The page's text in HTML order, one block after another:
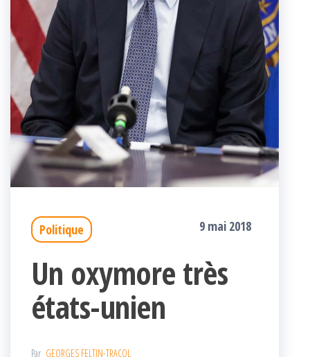
Politique 9 mai 2018
Un oxymore très
états-unien
Par GEORGES FELTIN-TRACOL